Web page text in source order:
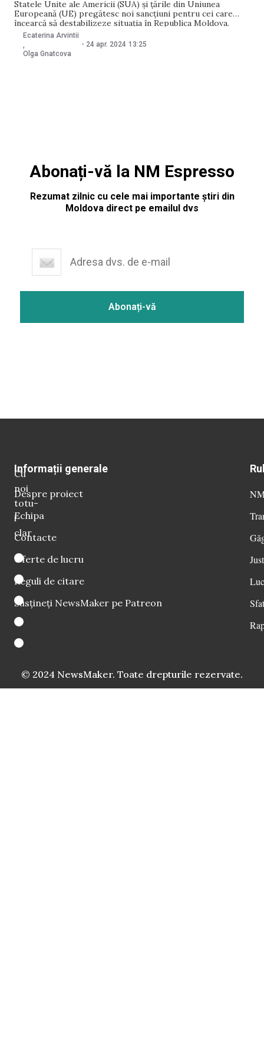
Statele Unite ale Americii (SUA) și țările din Uniunea
Europeană (UE) pregătesc noi sancțiuni pentru cei care
încearcă să destabilizeze situația în Republica Moldova.
Declarația a fost făcută de șeful diplomației de la Chișinău,
Mihai Popșoi, într-un interviu pentru NewsMaker. Ministrul
de Externe a dat asigurări că autoritățile nu vor
Ecaterina Arvintii
,
Olga Gnatcova
- 24 apr. 2024 13:25
Abonați-vă la NM Espresso
Rezumat zilnic cu cele mai importante știri din
Moldova direct pe emailul dvs
Cu
noi
totu-
i
clar
Informații generale
Despre proiect
Echipa
Contacte
Oferte de lucru
Reguli de citare
Susțineți NewsMaker pe Patreon
© 2024 NewsMaker. Toate drepturile rezervate.